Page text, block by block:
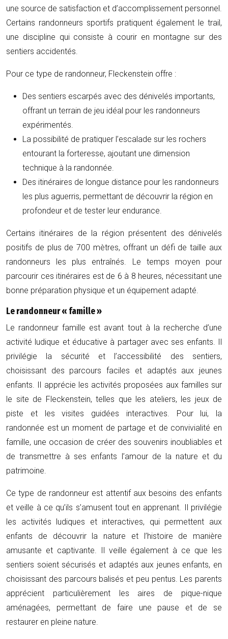
une source de satisfaction et d’accomplissement personnel.
Certains randonneurs sportifs pratiquent également le trail,
une discipline qui consiste à courir en montagne sur des
sentiers accidentés.
Pour ce type de randonneur, Fleckenstein offre :
Des sentiers escarpés avec des dénivelés importants,
offrant un terrain de jeu idéal pour les randonneurs
expérimentés.
La possibilité de pratiquer l’escalade sur les rochers
entourant la forteresse, ajoutant une dimension
technique à la randonnée.
Des itinéraires de longue distance pour les randonneurs
les plus aguerris, permettant de découvrir la région en
profondeur et de tester leur endurance.
Certains itinéraires de la région présentent des dénivelés
positifs de plus de 700 mètres, offrant un défi de taille aux
randonneurs les plus entraînés. Le temps moyen pour
parcourir ces itinéraires est de 6 à 8 heures, nécessitant une
bonne préparation physique et un équipement adapté.
Le randonneur « famille »
Le randonneur famille est avant tout à la recherche d’une
activité ludique et éducative à partager avec ses enfants. Il
privilégie la sécurité et l’accessibilité des sentiers,
choisissant des parcours faciles et adaptés aux jeunes
enfants. Il apprécie les activités proposées aux familles sur
le site de Fleckenstein, telles que les ateliers, les jeux de
piste et les visites guidées interactives. Pour lui, la
randonnée est un moment de partage et de convivialité en
famille, une occasion de créer des souvenirs inoubliables et
de transmettre à ses enfants l’amour de la nature et du
patrimoine.
Ce type de randonneur est attentif aux besoins des enfants
et veille à ce qu’ils s’amusent tout en apprenant. Il privilégie
les activités ludiques et interactives, qui permettent aux
enfants de découvrir la nature et l’histoire de manière
amusante et captivante. Il veille également à ce que les
sentiers soient sécurisés et adaptés aux jeunes enfants, en
choisissant des parcours balisés et peu pentus. Les parents
apprécient particulièrement les aires de pique-nique
aménagées, permettant de faire une pause et de se
restaurer en pleine nature.